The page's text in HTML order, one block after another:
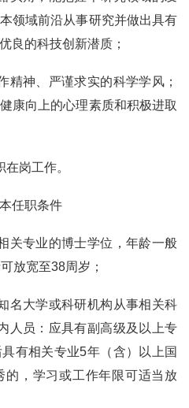
领域前沿从事研究并做出具有
良的科技创新潜质；
精神、严谨求实的科学学风；
康向上的心理素质和积极进取
在岗工作。
任职条件
关专业的博士学位，年龄一般
放宽至38周岁；
名大学或科研机构从事相关科
人员：应具有副高级及以上专
有相关专业5年（含）以上国
的，学习或工作年限可适当放